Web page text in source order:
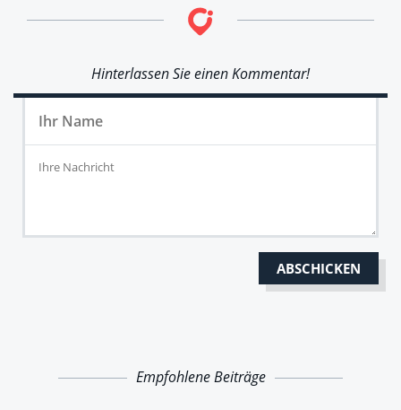
Hinterlassen Sie einen Kommentar!
Empfohlene Beiträge